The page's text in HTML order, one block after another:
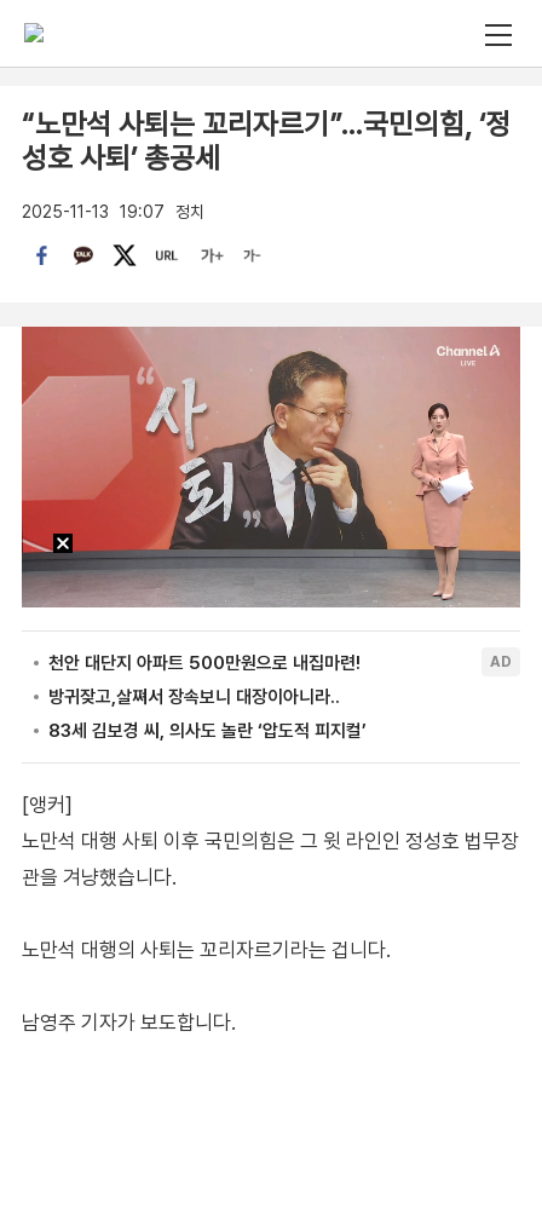
“노만석 사퇴는 꼬리자르기”…국민의힘, ‘정
성호 사퇴’ 총공세
2025-11-13 19:07 정치
[앵커]
노만석 대행 사퇴 이후 국민의힘은 그 윗 라인인 정성호 법무장
관을 겨냥했습니다.
노만석 대행의 사퇴는 꼬리자르기라는 겁니다.
남영주 기자가 보도합니다.